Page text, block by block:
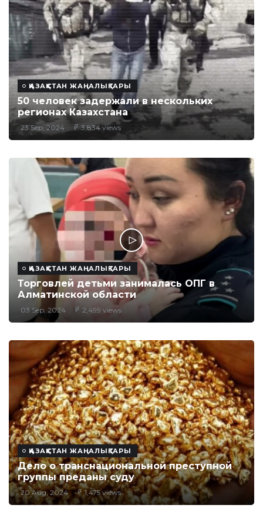
ҚАЗАҚСТАН ЖАҢАЛЫҚТАРЫ
50 человек задержали в нескольких
регионах Казахстана
23 Sep, 2024 3,834 views
ҚАЗАҚСТАН ЖАҢАЛЫҚТАРЫ
Торговлей детьми занималась ОПГ в
Алматинской области
03 Sep, 2024 2,499 views
ҚАЗАҚСТАН ЖАҢАЛЫҚТАРЫ
Дело о транснациональной преступной
группы преданы суду
20 Aug, 2024 1,475 views